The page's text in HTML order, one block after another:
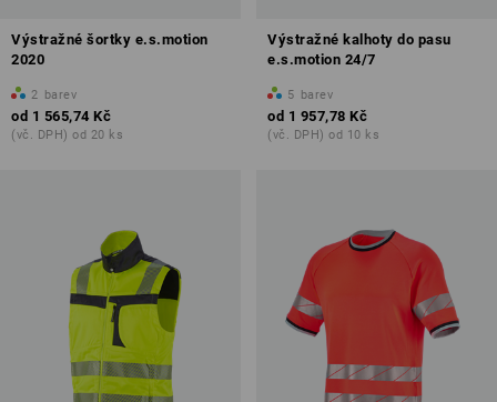
Výstražné šortky e.s.motion
2020
2 barev
od 1 565,74 Kč
(vč. DPH) od 20 ks
Výstražné kalhoty do pasu
e.s.motion 24/7
5 barev
od 1 957,78 Kč
(vč. DPH) od 10 ks